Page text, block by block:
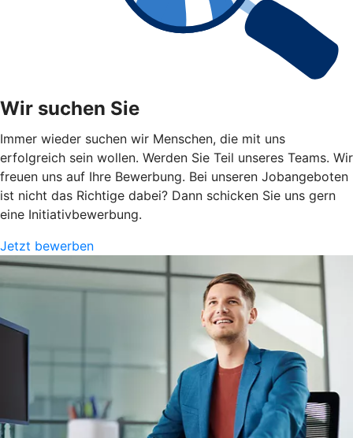
Wir suchen Sie
Immer wieder suchen wir Menschen, die mit uns
erfolgreich sein wollen. Werden Sie Teil unseres Teams. Wir
freuen uns auf Ihre Bewerbung. Bei unseren Jobangeboten
ist nicht das Richtige dabei? Dann schicken Sie uns gern
eine Initiativbewerbung.
Jetzt bewerben